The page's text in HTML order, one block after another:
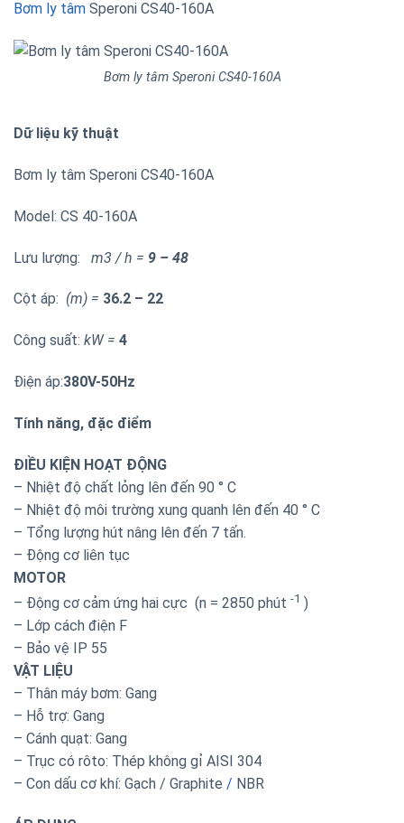
Bơm ly tâm Speroni CS40-160A
Bơm ly tâm Speroni CS40-160A
Dữ liệu kỹ thuật
Bơm ly tâm Speroni CS40-160A
Model: CS 40-160A
Lưu lượng: m3 / h = 9 – 48
Cột áp: (m) = 36.2 – 22
Công suất: kW = 4
Điện áp:380V-50Hz
Tính năng, đặc điểm
ĐIỀU KIỆN HOẠT ĐỘNG
– Nhiệt độ chất lỏng lên đến 90 ° C
– Nhiệt độ môi trường xung quanh lên đến 40 ° C
– Tổng lượng hút nâng lên đến 7 tấn.
– Động cơ liên tục
MOTOR
– Động cơ cảm ứng hai cực (n = 2850 phút -1 )
– Lớp cách điện F
– Bảo vệ IP 55
VẬT LIỆU
– Thân máy bơm: Gang
– Hỗ trợ: Gang
– Cánh quạt: Gang
– Trục có rôto: Thép không gỉ AISI 304
– Con dấu cơ khí: Gạch / Graphite / NBR